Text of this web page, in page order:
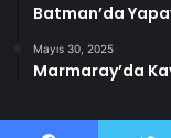
Batman’da
Mayıs 30, 2025
Marmaray’da